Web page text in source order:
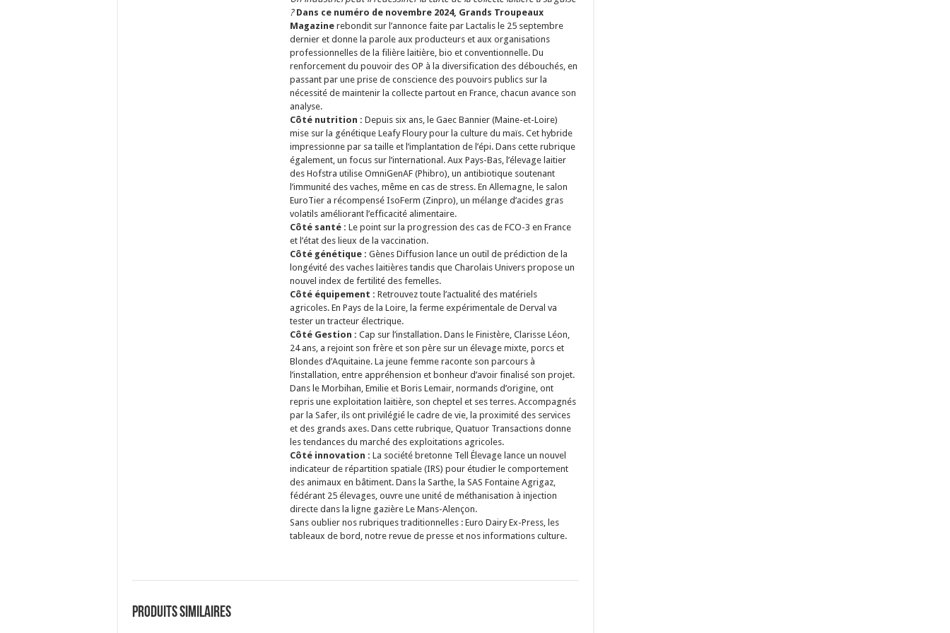
? Dans ce numéro de novembre 2024, Grands Troupeaux
Magazine rebondit sur l’annonce faite par Lactalis le 25 septembre
dernier et donne la parole aux producteurs et aux organisations
professionnelles de la filière laitière, bio et conventionnelle. Du
renforcement du pouvoir des OP à la diversification des débouchés, en
passant par une prise de conscience des pouvoirs publics sur la
nécessité de maintenir la collecte partout en France, chacun avance son
analyse.
Côté nutrition : Depuis six ans, le Gaec Bannier (Maine-et-Loire)
mise sur la génétique Leafy Flourypour la culture du maïs. Cet hybride
impressionne par sa taille et l’implantation de l’épi. Dans cette rubrique
également, un focus sur l’international. Aux Pays-Bas, l’élevage laitier
des Hofstra utilise OmniGenAF (Phibro), un antibiotique soutenant
l’immunité des vaches, même en cas de stress. En Allemagne, le salon
EuroTier a récompensé IsoFerm (Zinpro), un mélange d’acides gras
volatils améliorant l’efficacité alimentaire.
Côté santé : Le point sur la progression des cas de FCO-3 en France
et l’état des lieux de la vaccination.
Côté génétique : Gènes Diffusion lance un outil de prédiction de la
longévité des vaches laitières tandis que Charolais Univers propose un
nouvel index de fertilité des femelles.
Côté équipement : Retrouvez toute l’actualité des matériels
agricoles. En Pays de la Loire, la ferme expérimentale de Derval va
tester un tracteur électrique.
Côté Gestion : Cap sur l’installation. Dans le Finistère, Clarisse Léon,
24 ans, a rejoint son frère et son père sur un élevage mixte, porcs et
Blondes d’Aquitaine. La jeune femme raconte son parcours à
l’installation, entre appréhension et bonheur d’avoir finalisé son projet.
Dans le Morbihan, Emilie et Boris Lemair, normands d’origine, ont
repris une exploitation laitière, son cheptel et ses terres. Accompagnés
par la Safer, ils ont privilégié le cadre de vie, la proximité des services
et des grands axes. Dans cette rubrique, Quatuor Transactions donne
les tendances du marché des exploitations agricoles.
Côté innovation : La société bretonne Tell Élevage lance un nouvel
indicateur de répartition spatiale (IRS) pour étudier le comportement
des animaux en bâtiment. Dans la Sarthe, l a SAS Fontaine Agrigaz,
fédérant 25 élevages, ouvre une unité de méthanisation à injection
directe dans la ligne gazière Le Mans-Alençon.
Sans oublier nos rubriques traditionnelles : Euro Dairy Ex-Press, les
tableaux de bord, notre revue de presse et nos informations culture.
Produits similaires